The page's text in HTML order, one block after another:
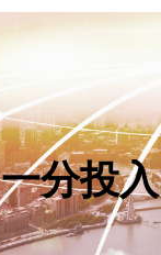
一分投入